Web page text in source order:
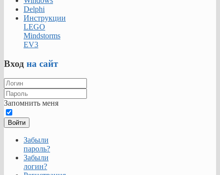
Delphi
Инструкции
LEGO
Mindstorms
EV3
Вход на сайт
Запомнить меня
Войти
Забыли
пароль?
Забыли
логин?